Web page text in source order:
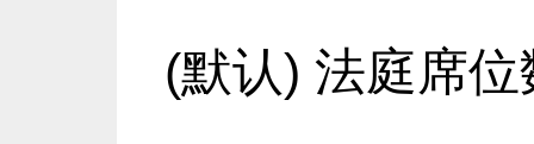
(默认) 法庭席位